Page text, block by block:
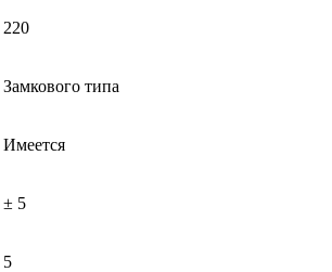
220
Замкового типа
Имеется
± 5
5